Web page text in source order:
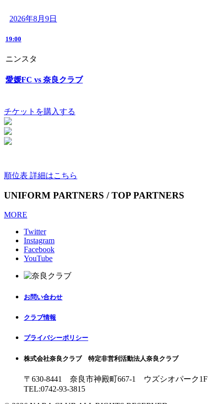
2026年8月9日
19:00
ニンスタ
愛媛FC vs 奈良クラブ
チケットを購入する
順位表 詳細はこちら
UNIFORM PARTNERS / TOP PARTNERS
MORE
Twitter
Instagram
Facebook
YouTube
お問い合わせ
クラブ情報
プライバシーポリシー
株式会社奈良クラブ 特定非営利活動法人奈良クラブ
〒630-8441 奈良市神殿町667-1
ウズシオパーク1F
TEL:0742-93-3815